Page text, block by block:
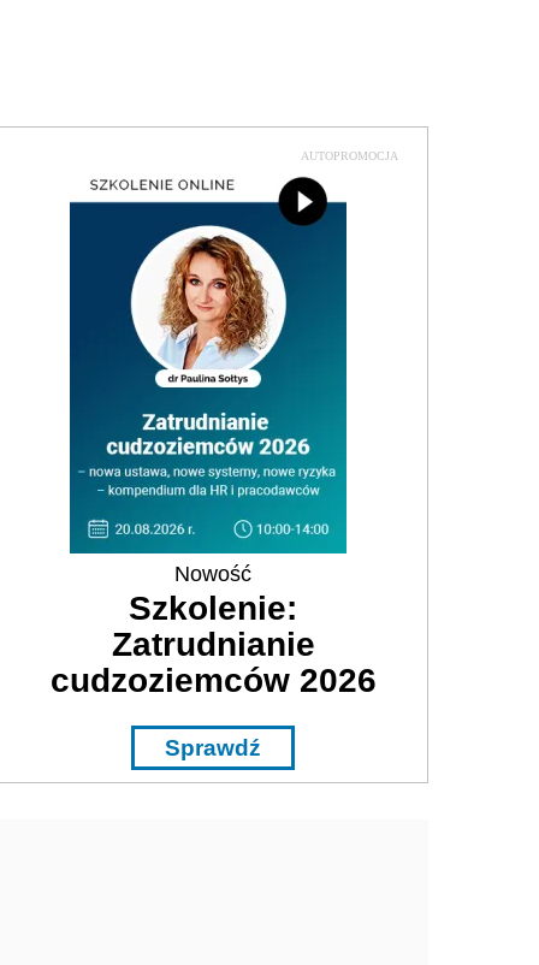
AUTOPROMOCJA
Nowość
Szkolenie:
Zatrudnianie
cudzoziemców 2026
Sprawdź